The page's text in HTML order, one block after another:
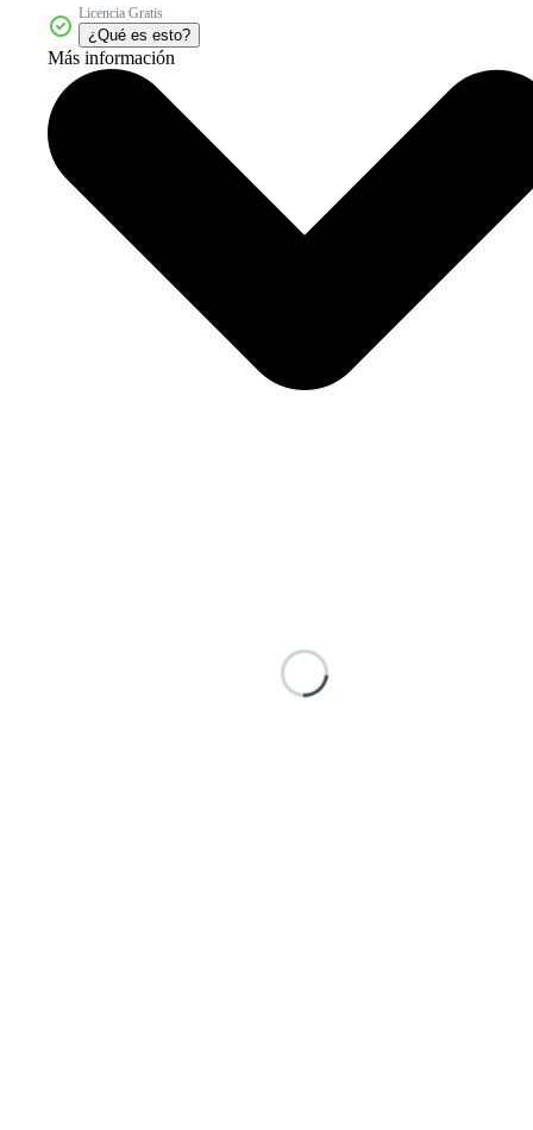
Licencia Gratis
¿Qué es esto?
Más información